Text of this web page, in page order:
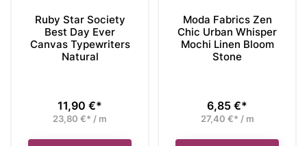
Ruby Star Society
Best Day Ever
Canvas Typewriters
Natural
Preis
11,90 €*
23,80 €* / m
Moda Fabrics Zen
Chic Urban Whisper
Mochi Linen Bloom
Stone
Preis
6,85 €*
27,40 €* / m